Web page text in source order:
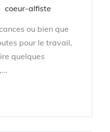
coeur-alfiste
ou bien que
pour le travail,
quelques